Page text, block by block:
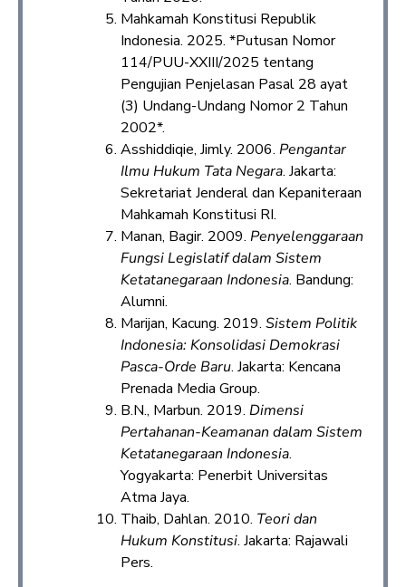
Mahkamah Konstitusi Republik
Indonesia. 2025. *Putusan Nomor
114/PUU-XXIII/2025 tentang
Pengujian Penjelasan Pasal 28 ayat
(3) Undang-Undang Nomor 2 Tahun
2002*.
Asshiddiqie, Jimly. 2006. Pengantar
Ilmu Hukum Tata Negara. Jakarta:
Sekretariat Jenderal dan Kepaniteraan
Mahkamah Konstitusi RI.
Manan, Bagir. 2009. Penyelenggaraan
Fungsi Legislatif dalam Sistem
Ketatanegaraan Indonesia. Bandung:
Alumni.
Marijan, Kacung. 2019. Sistem Politik
Indonesia: Konsolidasi Demokrasi
Pasca-Orde Baru. Jakarta: Kencana
Prenada Media Group.
B.N., Marbun. 2019. Dimensi
Pertahanan-Keamanan dalam Sistem
Ketatanegaraan Indonesia.
Yogyakarta: Penerbit Universitas
Atma Jaya.
Thaib, Dahlan. 2010. Teori dan
Hukum Konstitusi. Jakarta: Rajawali
Pers.